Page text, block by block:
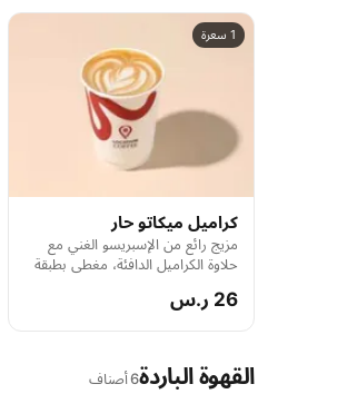
1 سعرة
كراميل ميكاتو حار
مزيج رائع من الإسبريسو الغني مع
حلاوة الكراميل الدافئة، مغطى بطبقة
ساخناً لتجربة قهوة فاخرة ومميزة
26 ر.س
القهوة الباردة6 أصناف